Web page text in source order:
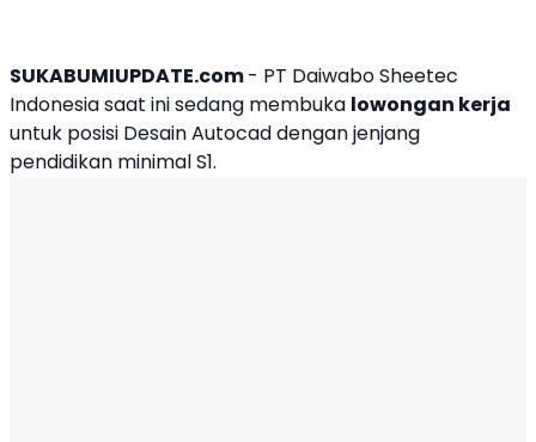
SUKABUMIUPDATE.com- PT Daiwabo Sheetec
Indonesia saat ini sedang membuka lowongan kerja
untuk posisi DesainAutocaddengan jenjang
pendidikan minimal S1.